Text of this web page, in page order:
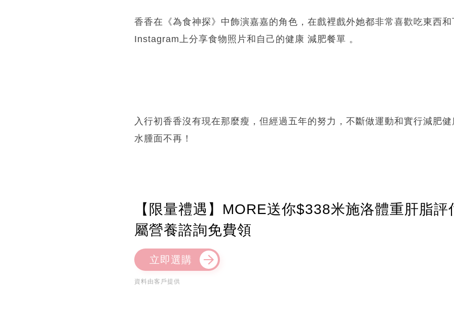
香香在《為食神探》中飾演嘉嘉的角色，在戲裡戲外她都非常喜歡吃東西
Instagram上分享食物照片和自己的健康 減肥餐單 。
入行初香香沒有現在那麼瘦，但經過五年的努力，不斷做運動和實行減肥
水腫面不再！
【限量禮遇】MORE送你$338米施洛體重肝脂
屬營養諮詢免費領
立即選購
資料由客戶提供